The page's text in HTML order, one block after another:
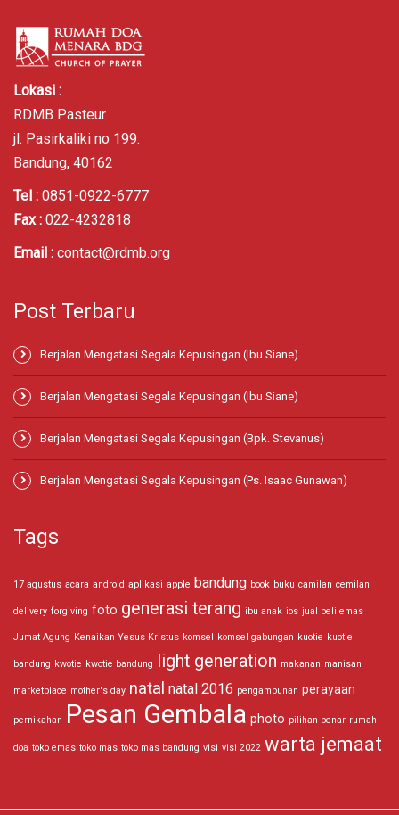
Lokasi :
RDMB Pasteur
jl. Pasirkaliki no 199.
Bandung, 40162
Tel : 0851-0922-6777
Fax : 022-4232818
Email : contact@rdmb.org
Post Terbaru
Berjalan Mengatasi Segala Kepusingan (Ibu Siane)
Berjalan Mengatasi Segala Kepusingan (Ibu Siane)
Berjalan Mengatasi Segala Kepusingan (Bpk. Stevanus)
Berjalan Mengatasi Segala Kepusingan (Ps. Isaac Gunawan)
Tags
17 agustus acara android aplikasi apple bandung book buku camilan cemilan
delivery forgiving foto generasi terang ibu anak ios jual beli emas
Jumat Agung Kenaikan Yesus Kristus komsel komsel gabungan kuotie kuotie
bandung kwotie kwotie bandung light generation makanan manisan
marketplace mother's day natal natal 2016 pengampunan perayaan
pernikahan Pesan Gembala photo pilihan benar rumah
doa toko emas toko mas toko mas bandung visi visi 2022 warta jemaat